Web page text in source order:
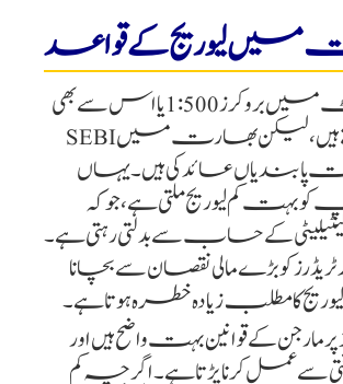
عالمی مارکیٹ میں بروکرز 1:500 یا اس سے بھی
زیادہ لیوریج دیتے ہیں، لیکن بھارت میں SEBI
پابندیاں عائد کی ہیں۔ یہاں
بہت کم لیوریج ملتی ہے، جو کہ
کے حساب سے بدلتی رہتی ہے۔
کو بڑے مالی نقصان سے بچانا
لیوریج کا مطلب زیادہ خطرہ ہوتا ہے۔
پر مارجن کے قوانین بہت واضح ہیں اور
سختی سے عمل کرنا پڑتا ہے۔ اگرچہ کم